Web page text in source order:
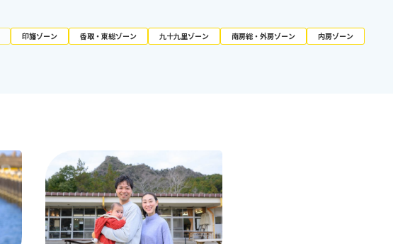
印旛ゾーン 香取・東総ゾーン 九十九里ゾーン 南房総・外房ゾーン 内房ゾーン